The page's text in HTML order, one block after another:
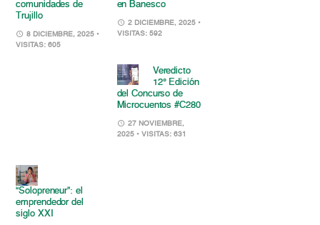
comunidades de
Trujillo
8 DICIEMBRE, 2025 •
VISITAS: 605
en Banesco
2 DICIEMBRE, 2025 •
VISITAS: 592
Veredicto
12° Edición
del Concurso de
Microcuentos #C280
27 NOVIEMBRE,
2025 • VISITAS: 631
“Solopreneur”: el
emprendedor del
siglo XXI